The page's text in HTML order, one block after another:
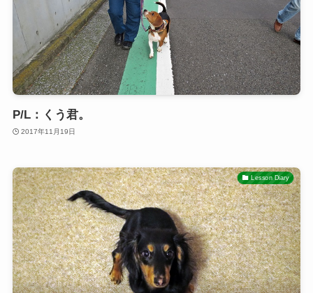
P/L：くう君。
2017年11月19日
Lesson Diary